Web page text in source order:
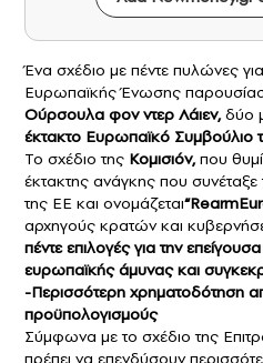
Ένα σχέδιο με πέντε πυλώνες
Ευρωπαϊκής Ένωσης
Ούρσουλα φον ντερ Λάιεν,δύο
έκτακτο Ευρωπαϊκό Συμβούλιο
Το σχέδιο της Κομισιόν,που
έκτακτης ανάγκης που συνέταξε
της ΕΕ και ονομάζεται
αρχηγούς κρατών και
πέντε επιλογές για την
ευρωπαϊκής άμυναςκαι
-Περισσότερη χρηματοδότηση
προϋπολογισμούς
Σύμφωνα με το σχέδιο της